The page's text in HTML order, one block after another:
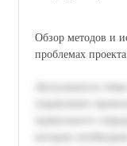
Обзор методов и
проблемах проекта.